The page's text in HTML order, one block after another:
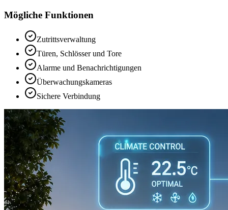
Mögliche Funktionen
Zutrittsverwaltung
Türen, Schlösser und Tore
Alarme und Benachrichtigungen
Überwachungskameras
Sichere Verbindung